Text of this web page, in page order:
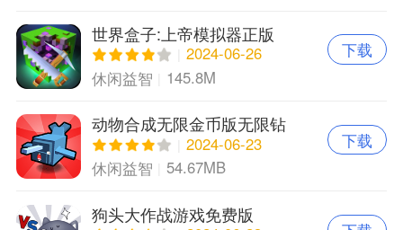
世界盒子:上帝模拟器正版
2024-06-26
休闲益智
145.8M
下载
动物合成无限金币版无限钻
石版
2024-06-23
休闲益智
54.67MB
下载
狗头大作战游戏免费版